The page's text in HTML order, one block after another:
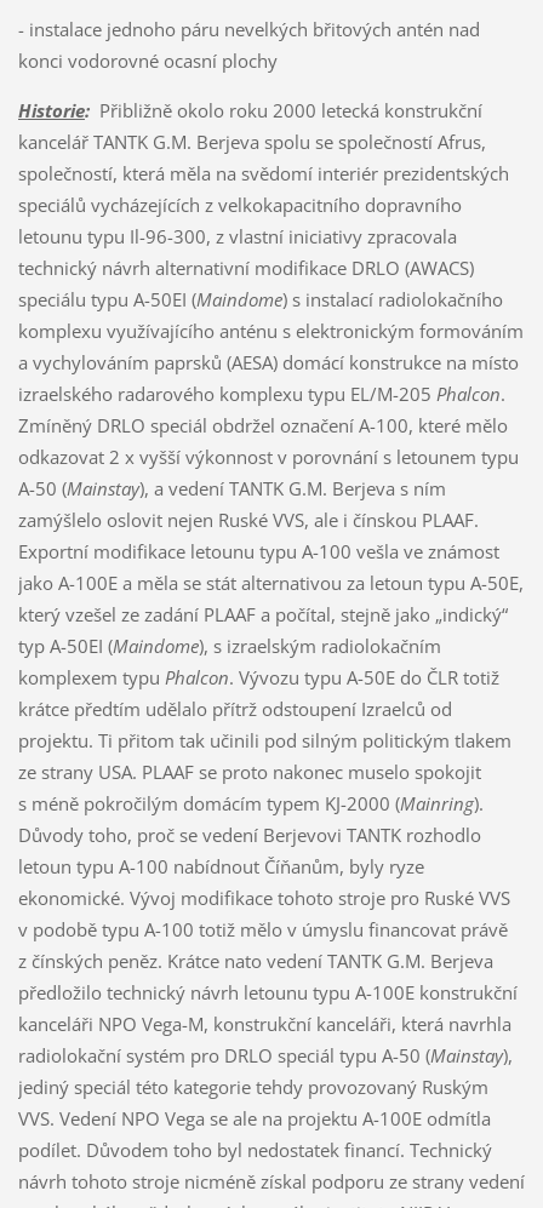
- instalace jednoho páru nevelkých břitových antén nad
konci vodorovné ocasní plochy
Historie:Přibližně okolo roku 2000 letecká konstrukční
kancelář TANTK G.M. Berjeva spolu se společností Afrus,
společností, která měla na svědomí interiér prezidentských
speciálů vycházejících z velkokapacitního dopravního
letounu typu Il-96-300, z vlastní iniciativy zpracovala
technický návrh alternativní modifikace DRLO (AWACS)
speciálu typu A-50EI (Maindome) s instalací radiolokačního
komplexu využívajícího anténu s elektronickým formováním
a vychylováním paprsků (AESA) domácí konstrukce na místo
izraelského radarového komplexu typu EL/M-205 Phalcon.
Zmíněný DRLO speciál obdržel označení A-100, které mělo
odkazovat 2 x vyšší výkonnost v porovnání s letounem typu
A-50 (Mainstay), a vedení TANTK G.M. Berjeva s ním
zamýšlelo oslovit nejen Ruské VVS, ale i čínskou PLAAF.
Exportní modifikace letounu typu A-100 vešla ve známost
jako A-100E a měla se stát alternativou za letoun typu A-50E,
který vzešel ze zadání PLAAF a počítal, stejně jako „indický“
typ A-50EI (Maindome), s izraelským radiolokačním
komplexem typu Phalcon. Vývozu typu A-50E do ČLR totiž
krátce předtím udělalo přítrž odstoupení Izraelců od
projektu. Ti přitom tak učinili pod silným politickým tlakem
ze strany USA. PLAAF se proto nakonec muselo spokojit
s méně pokročilým domácím typem KJ-2000 (Mainring).
Důvody toho, proč se vedení Berjevovi TANTK rozhodlo
letoun typu A-100 nabídnout Číňanům, byly ryze
ekonomické. Vývoj modifikace tohoto stroje pro Ruské VVS
v podobě typu A-100 totiž mělo v úmyslu financovat právě
z čínských peněz. Krátce nato vedení TANTK G.M. Berjeva
předložilo technický návrh letounu typu A-100E konstrukční
kanceláři NPO Vega-M, konstrukční kanceláři, která navrhla
radiolokační systém pro DRLO speciál typu A-50 (Mainstay),
jediný speciál této kategorie tehdy provozovaný Ruským
VVS. Vedení NPO Vega se ale na projektu A-100E odmítla
podílet. Důvodem toho byl nedostatek financí. Technický
návrh tohoto stroje nicméně získal podporu ze strany vedení